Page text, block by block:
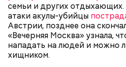
семьи и других отдыхающих.
атаки акулы-убийцы
Австрии, позднее она
«Вечерняя Москва» узнала,
нападать на людей и можно
хищником.
Собеседник «Вечерней
несколько лет назад о таких
не приходилось, но сегодня